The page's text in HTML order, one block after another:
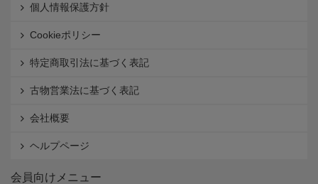
個人情報保護方針
Cookieポリシー
特定商取引法に基づく表記
古物営業法に基づく表記
会社概要
ヘルプページ
会員向けメニュー